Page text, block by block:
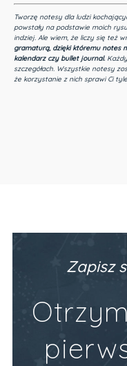
Tworzę notesy dla ludzi
powstały na podstawie moich
indziej. Ale wiem, że liczy się też
gramaturą, dzięki któremu notes
kalendarz czy bullet journal.
szczegółach. Wszystkie notesy
że korzystanie z nich sprawi Ci
Zapisz